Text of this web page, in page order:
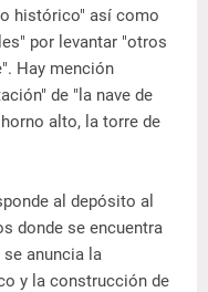
histórico" así como
por levantar "otros
Hay mención
de "la nave de
alto, la torre de
al depósito al
donde se encuentra
se anuncia la
y la construcción de